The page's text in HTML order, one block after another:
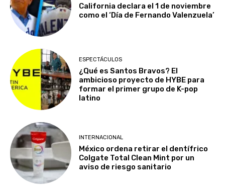
California declara el 1 de noviembre
como el ‘Día de Fernando Valenzuela’
ESPECTÁCULOS
¿Qué es Santos Bravos? El
ambicioso proyecto de HYBE para
formar el primer grupo de K-pop
latino
INTERNACIONAL
México ordena retirar el dentífrico
Colgate Total Clean Mint por un
aviso de riesgo sanitario